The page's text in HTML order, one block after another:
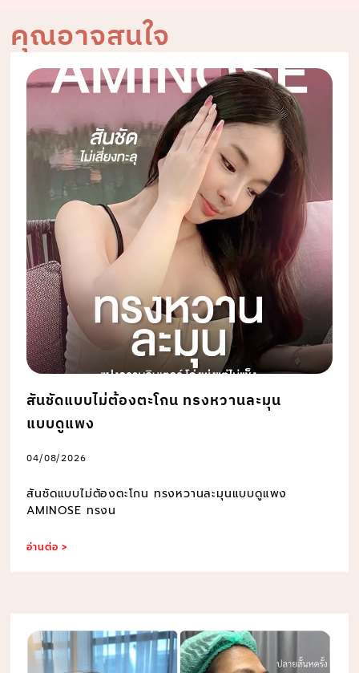
คุณอาจสนใจ
สันชัดแบบไม่ต้องตะโกน ทรงหวานละมุน
แบบดูแพง
04/08/2026
สันชัดแบบไม่ต้องตะโกน ทรงหวานละมุนแบบดูแพง
AMINOSE ทรงน
อ่านต่อ >